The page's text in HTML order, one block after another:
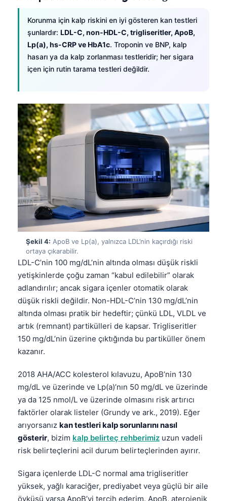
Korunma için kalp riskini en iyi gösteren kan testleri
şunlardır: LDL-C, non-HDL-C, trigliseritler, ApoB,
Lp(a), hs-CRP ve HbA1c. Troponin ve BNP, kalp
hasarı ya da kalp zorlanması testleridir; her sigara
içen için rutin tarama testleri değildir.
Şekil 4: ApoB ve Lp(a), yalnızca LDL’nin kaçırdığı riski
ortaya çıkarabilir.
LDL-C’nin 100 mg/dL’nin altında olması düşük riskli
yetişkinlerde çoğu zaman “kabul edilebilir” olarak
adlandırılır; ancak sigara içenler otomatik olarak
düşük riskli değildir. Non-HDL-C’nin 130 mg/dL’nin
altında olması pratik bir hedeftir; çünkü LDL, VLDL ve
artık (remnant) partikülleri de kapsar. Trigliseritler
150 mg/dL’nin üzerine çıktığında bu partiküller önem
kazanır.
2018 AHA/ACC kolesterol kılavuzu, ApoB’nin 130
mg/dL ve üzerinde ve Lp(a)’nın 50 mg/dL ve üzerinde
ya da 125 nmol/L ve üzerinde olmasını risk artırıcı
faktörler olarak listeler (Grundy ve ark., 2019). Eğer
arıyorsanız kan testleri kalp sorunlarını nasıl
gösterir, bizim kalp belirteç rehberimiz uzun vadeli
risk belirteçlerini acil durum belirteçlerinden ayırır.
Sigara içenlerde LDL-C normal ama trigliseritler
yüksek, yağlı karaciğer, prediyabet veya güçlü bir aile
öyküsü varsa ApoB’yi tercih ederim. ApoB, aterojenik